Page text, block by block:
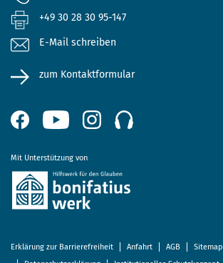
+49 30 28 30 95-147
E-Mail schreiben
zum Kontaktformular
Mit Unterstützung von
Erklärung zur Barrierefreiheit Anfahrt AGB Sitemap